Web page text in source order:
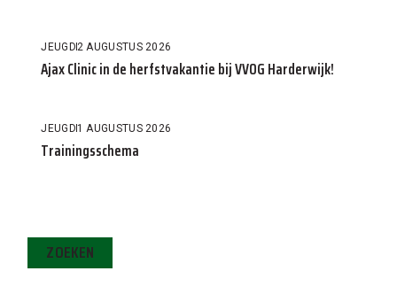
JEUGD2 AUGUSTUS 2026
Ajax Clinic in de herfstvakantie bij VVOG Harderwijk!
JEUGD1 AUGUSTUS 2026
Trainingsschema
ZOEKEN